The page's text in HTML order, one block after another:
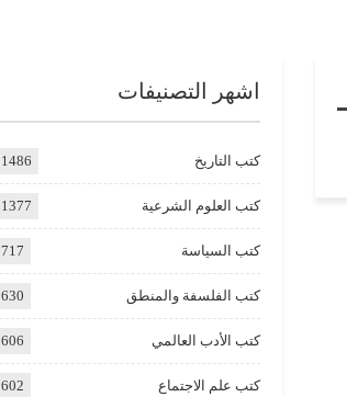
اشهر التصنيفات
كتب التاريخ 1486
كتب العلوم الشرعية 1377
كتب السياسة 717
كتب الفلسفة والمنطق 630
كتب الأدب العالمي 606
كتب علم الاجتماع 602